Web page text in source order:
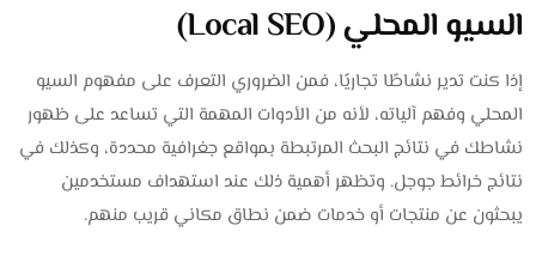
السيو المحلي (Local SEO)
إذا كنت تدير نشاطًا تجاريًا، فمن الضروري التعرف على مفهوم السيو
المحلي وفهم آلياته، لأنه من الأدوات المهمة التي تساعد على ظهور
نشاطك في نتائج البحث المرتبطة بمواقع جغرافية محددة، وكذلك في
نتائج خرائط جوجل. وتظهر أهمية ذلك عند استهداف مستخدمين
يبحثون عن منتجات أو خدمات ضمن نطاق مكاني قريب منهم.